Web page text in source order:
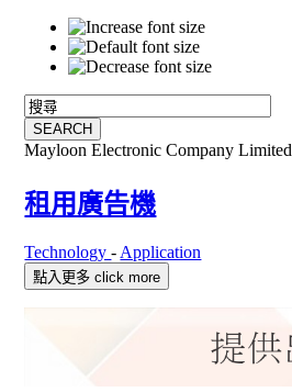
Mayloon Electronic Company Limited
租用廣告機
Technology- Application
點入更多 click more